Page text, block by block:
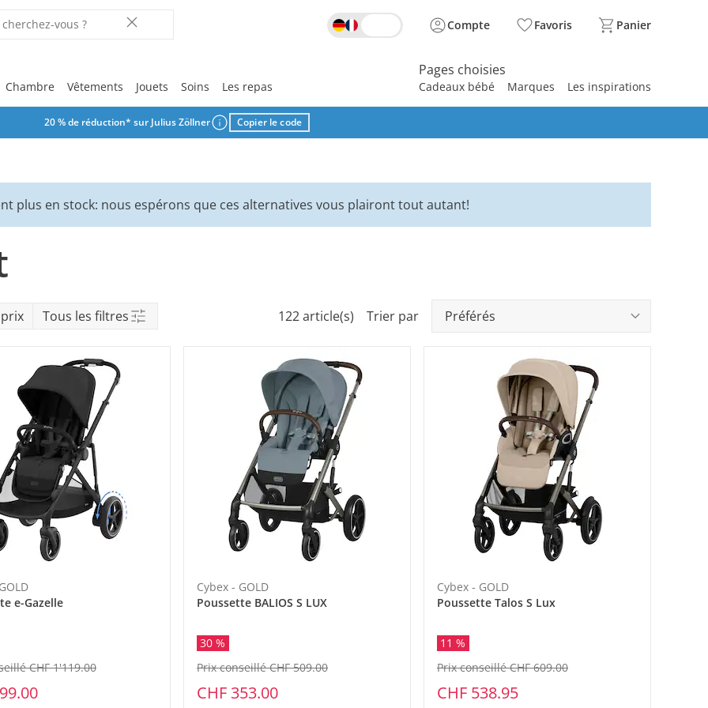
Compte Favoris Panier
Vos favoris Laisse-toi inspirer
Vos favoris
Vos favoris
Vos favoris
Chambre
Vos favoris
Vêtements
Vos favoris
Jouets
Vos favoris
Soins
Vos favoris
Les repas
Vos favoris
Pages choisies
Cadeaux bébé Marques Les inspirations
20 % de réduction* sur Julius Zöllner Copier le code
plus en stock: nous espérons que ces alternatives vous plairont tout autant!
prix Tous les filtres 122 article(s) Trier par
e-Gazelle
CHF 1'119.00
Cybex - GOLD
Poussette BALIOS S LUX
30 %
CHF 353.00
Prix conseillé CHF 509.00
Cybex - GOLD
Poussette Talos S Lux
11 %
CHF 538.95
Prix conseillé CHF 609.00